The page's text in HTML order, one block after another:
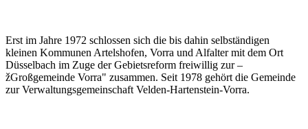
Erst im Jahre 1972 schlossen sich die bis dahin selbständigen
kleinen Kommunen Artelshofen, Vorra und Alfalter mit dem Ort
Düsselbach im Zuge der Gebietsreform freiwillig zur –
žGroßgemeinde Vorra" zusammen. Seit 1978 gehört die Gemeinde
zur Verwaltungsgemeinschaft Velden-Hartenstein-Vorra.